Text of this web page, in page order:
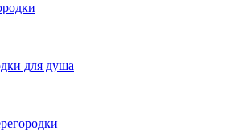
для душа